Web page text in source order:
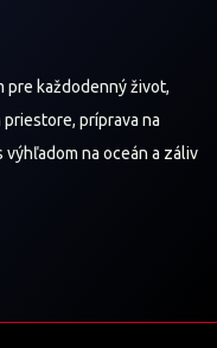
pre každodenný život,
príprava na
na oceán a záliv